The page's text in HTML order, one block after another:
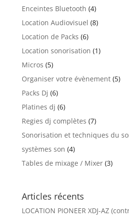
Enceintes Bluetooth (4)
Location Audiovisuel (8)
Location de Packs (6)
Location sonorisation (1)
Micros (5)
Organiser votre évènement(5)
Packs Dj (6)
Platines dj (6)
Regies dj complètes (7)
Sonorisation et techniques du
systèmes son (4)
Tables de mixage / Mixer(3)
Articles récents
LOCATION PIONEER XDJ-AZ